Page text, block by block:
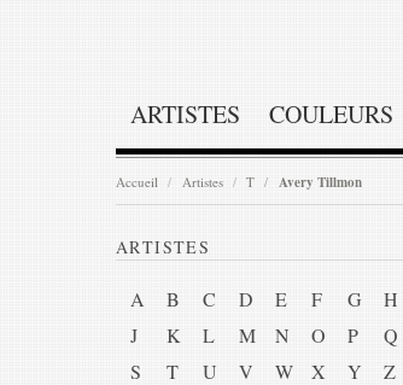
ARTISTES COULEURS
Accueil Artistes T Avery Tillmon
ARTISTES
A B C D E F G H
J
K L M N O P Q
S
T U V W X Y Z